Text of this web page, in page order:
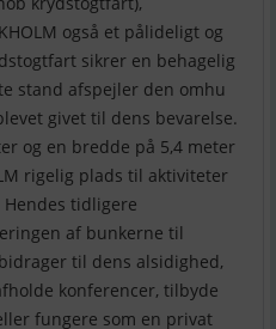
også et pålideligt og
sikrer en behagelig
stand afspejler den omhu
givet til dens bevarelse.
og en bredde på 5,4 meter
rigelig plads til aktiviteter
tidligere
af bunkerne til
til dens alsidighed,
konferencer, tilbyde
fungere som en privat